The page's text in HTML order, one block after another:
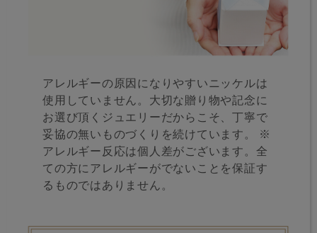
アレルギーの原因になりやすいニッケルは
使用していません。大切な贈り物や記念に
お選び頂くジュエリーだからこそ、丁寧で
妥協の無いものづくりを続けています。 ※
アレルギー反応は個人差がございます。全
ての方にアレルギーがでないことを保証す
るものではありません。